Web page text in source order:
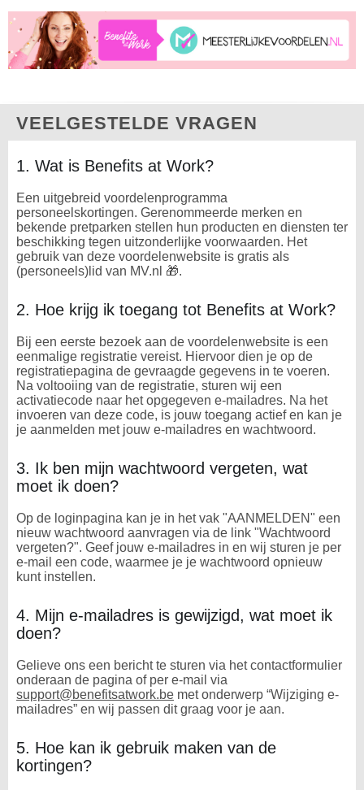
VEELGESTELDE VRAGEN
1. Wat is Benefits at Work?
Een uitgebreid voordelenprogramma
personeelskortingen. Gerenommeerde merken en
bekende pretparken stellen hun producten en diensten ter
beschikking tegen uitzonderlijke voorwaarden. Het
gebruik van deze voordelenwebsite is gratis als
(personeels)lid van MV.nl 🎁.
2. Hoe krijg ik toegang tot Benefits at Work?
Bij een eerste bezoek aan de voordelenwebsite is een
eenmalige registratie vereist. Hiervoor dien je op de
registratiepagina de gevraagde gegevens in te voeren.
Na voltooiing van de registratie, sturen wij een
activatiecode naar het opgegeven e-mailadres. Na het
invoeren van deze code, is jouw toegang actief en kan je
je aanmelden met jouw e-mailadres en wachtwoord.
3. Ik ben mijn wachtwoord vergeten, wat
moet ik doen?
Op de loginpagina kan je in het vak "AANMELDEN" een
nieuw wachtwoord aanvragen via de link "Wachtwoord
vergeten?". Geef jouw e-mailadres in en wij sturen je per
e-mail een code, waarmee je je wachtwoord opnieuw
kunt instellen.
4. Mijn e-mailadres is gewijzigd, wat moet ik
doen?
Gelieve ons een bericht te sturen via het contactformulier
onderaan de pagina of per e-mail via
support@benefitsatwork.be met onderwerp “Wijziging e-
mailadres” en wij passen dit graag voor je aan.
5. Hoe kan ik gebruik maken van de
kortingen?